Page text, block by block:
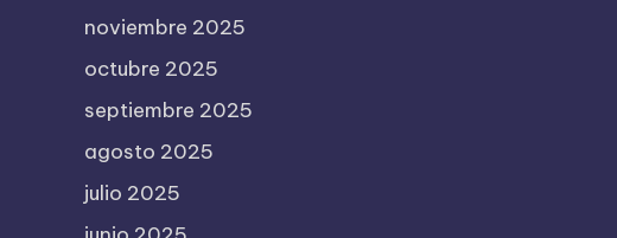
noviembre 2025
octubre 2025
septiembre 2025
agosto 2025
julio 2025